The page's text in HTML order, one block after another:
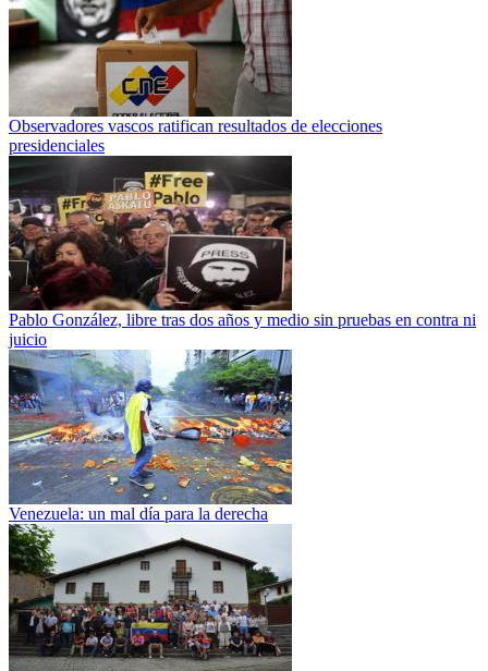
Observadores vascos ratifican resultados de elecciones
presidenciales
Pablo González, libre tras dos años y medio sin pruebas en contra ni
juicio
Venezuela: un mal día para la derecha